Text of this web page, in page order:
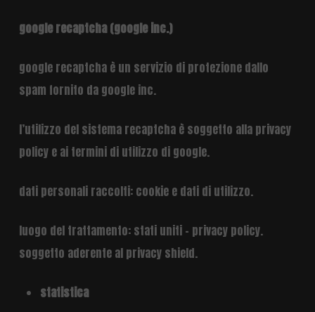
google recaptcha (google inc.)
google recaptcha è un servizio di protezione dallo
spam fornito da google inc.
l’utilizzo del sistema recaptcha è soggetto allaprivacy
policye aitermini di utilizzo di google.
dati personali raccolti: cookie e dati di utilizzo.
luogo del trattamento: stati uniti – privacy policy.
soggetto aderente al privacy shield.
statistica